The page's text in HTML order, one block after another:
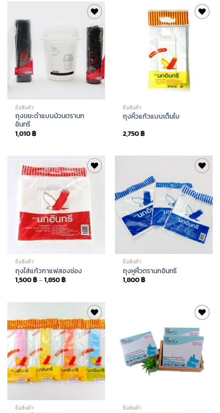
Add to
wishlist
ซื้อสินค้า
ถุงขยะดำแบบม้วนตรานก
อินทรี
1,010฿
ซื้อสินค้า
ถุงหิ้วแก้วแบบเต็มใบ
2,750฿
ซื้อสินค้า
ถุงใส่แก้วกาแฟสองช่อง
1,500฿–1,850฿
Add to
wishlist
ซื้อสินค้า
ถุงหูหิ้วตรานกอินทรี
1,800฿
Add to
wishlist
ซื้อสินค้า
Add to
wishlist
ซื้อสินค้า